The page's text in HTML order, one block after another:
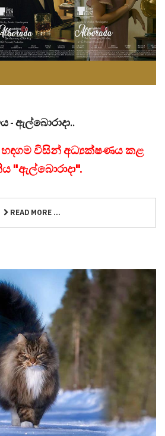
ඇල්බොරාදා..
විසින් අධ්‍යක්ෂණය කළ
"ඇල්බොරාදා".
READ MORE ...